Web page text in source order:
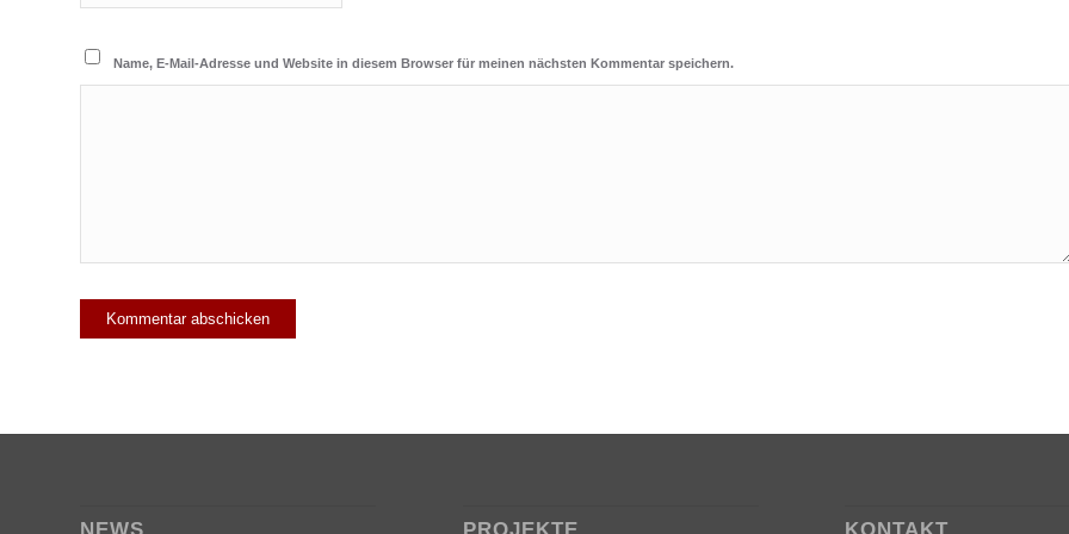
Name, E-Mail-Adresse und Website in diesem Browser für meinen nächsten Kommentar speichern.
NEWS PROJEKTE KONTAKT